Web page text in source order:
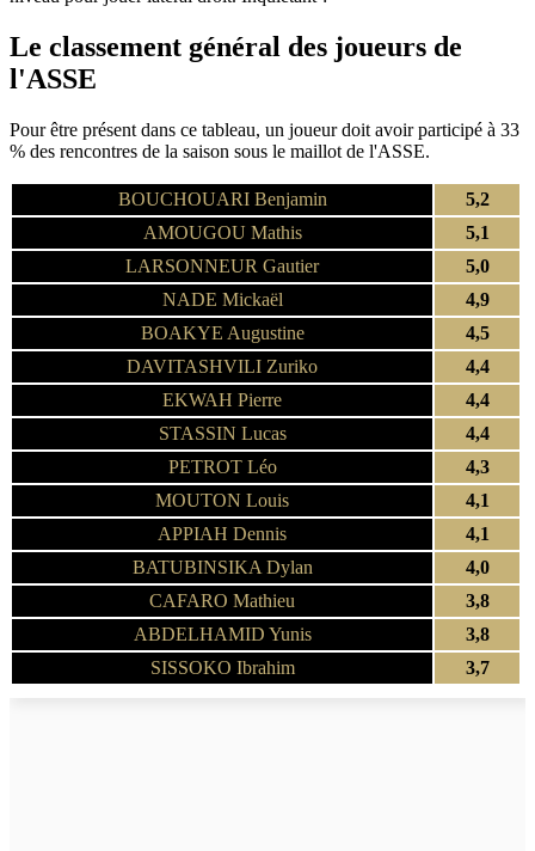
Le classement général des joueurs de
l'ASSE
Pour être présent dans ce tableau, un joueur doit avoir participé à 33
% des rencontres de la saison sous le maillot de l'ASSE.
BOUCHOUARI Benjamin
5,2
AMOUGOU Mathis
5,1
LARSONNEUR Gautier
5,0
NADE Mickaël
4,9
BOAKYE Augustine
4,5
DAVITASHVILI Zuriko
4,4
EKWAH Pierre
4,4
STASSIN Lucas
4,4
PETROT Léo
4,3
MOUTON Louis
4,1
APPIAH Dennis
4,1
BATUBINSIKA Dylan
4,0
CAFARO Mathieu
3,8
ABDELHAMID Yunis
3,8
SISSOKO Ibrahim
3,7